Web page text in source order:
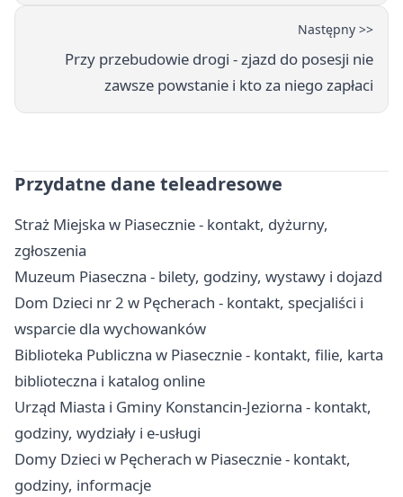
Następny >>
Przy przebudowie drogi - zjazd do posesji nie
zawsze powstanie i kto za niego zapłaci
Przydatne dane teleadresowe
Straż Miejska w Piasecznie - kontakt, dyżurny,
zgłoszenia
Muzeum Piaseczna - bilety, godziny, wystawy i dojazd
Dom Dzieci nr 2 w Pęcherach - kontakt, specjaliści i
wsparcie dla wychowanków
Biblioteka Publiczna w Piasecznie - kontakt, filie, karta
biblioteczna i katalog online
Urząd Miasta i Gminy Konstancin-Jeziorna - kontakt,
godziny, wydziały i e-usługi
Domy Dzieci w Pęcherach w Piasecznie - kontakt,
godziny, informacje